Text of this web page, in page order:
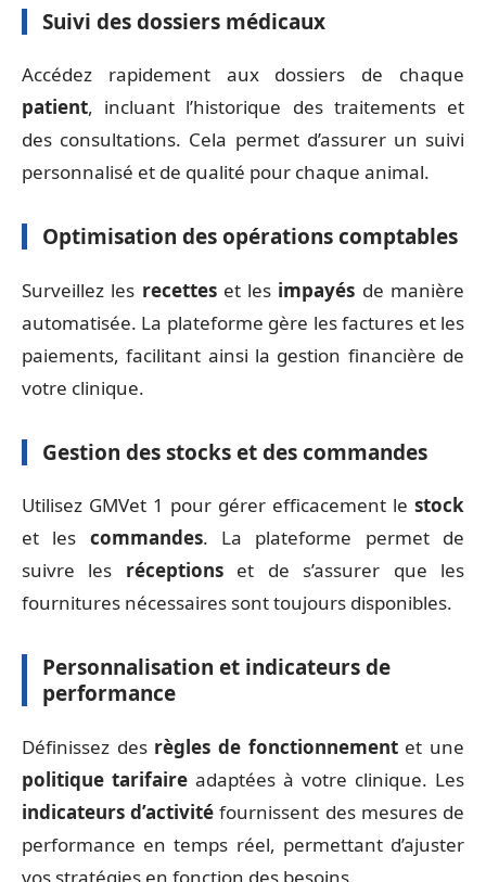
Suivi des dossiers médicaux
Accédez rapidement aux dossiers de chaque
patient, incluant l’historique des traitements et
des consultations. Cela permet d’assurer un suivi
personnalisé et de qualité pour chaque animal.
Optimisation des opérations comptables
Surveillez les recetteset les impayés de manière
automatisée. La plateforme gère les factures et les
paiements, facilitant ainsi la gestion financière de
votre clinique.
Gestion des stocks et des commandes
Utilisez GMVet 1 pour gérer efficacement le stock
et les commandes. La plateforme permet de
suivre les réceptionset de s’assurer que les
fournitures nécessaires sont toujours disponibles.
Personnalisation et indicateurs de
performance
Définissez des règles de fonctionnementet une
politique tarifaire adaptées à votre clinique. Les
indicateurs d’activité fournissent des mesures de
performance en temps réel, permettant d’ajuster
vos stratégies en fonction des besoins.